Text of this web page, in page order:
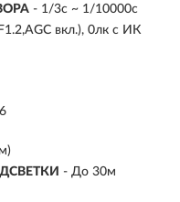
- 1/3с ~ 1/10000с
вкл.), 0лк с ИК
- До 30м